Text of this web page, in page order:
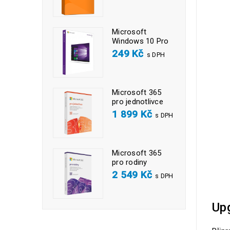
Microsoft
Windows 10 Pro
249 Kč s DPH
Microsoft 365
pro jednotlivce
1 899 Kč s DPH
Microsoft 365
pro rodiny
2 549 Kč s DPH